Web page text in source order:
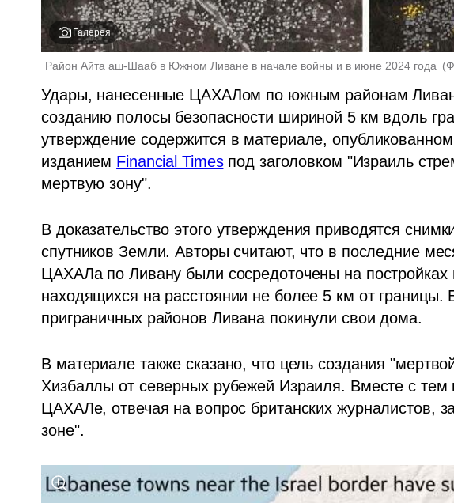
Галерея
Район Айта аш-Шааб в Южном Ливане в начале войны и в июне 2024 года (
Удары, нанесенные ЦАХАЛом по южным районам
созданию полосы безопасности шириной 5 км вдоль
утверждение содержится в материале,
изданием Financial Times под заголовком "Израиль
мертвую зону".
В доказательство этого утверждения приводятся
спутников Земли. Авторы считают, что в последние
ЦАХАЛа по Ливану были сосредоточены на постройках
находящихся на расстоянии не более 5 км от границы.
приграничных районов Ливана покинули свои дома.
В материале также сказано, что цель создания
Хизбаллы от северных рубежей Израиля. Вместе с тем
ЦАХАЛе, отвечая на вопрос британских журналистов,
зоне".